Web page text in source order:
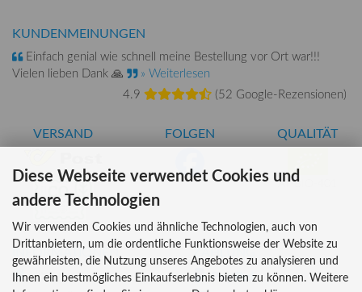
KUNDENMEINUNGEN
Einfach genial wie schnell meine Bestellung vor Ort war!!!
Vielen lieben Dank 🙏
» Weiterlesen
4.9
(52 Google-Rezensionen)
VERSAND FOLGEN QUALITÄT
AT-BIO-401
INFORMATIONEN
Über uns
ZAHLUNG
Diese Webseite verwendet Cookies und
andere Technologien
Wir verwenden Cookies und ähnliche Technologien, auch von
Drittanbietern, um die ordentliche Funktionsweise der Website zu
gewährleisten, die Nutzung unseres Angebotes zu analysieren und
Ihnen ein bestmögliches Einkaufserlebnis bieten zu können. Weitere